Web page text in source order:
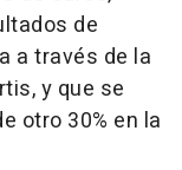
de
a través de la
y que se
otro 30% en la